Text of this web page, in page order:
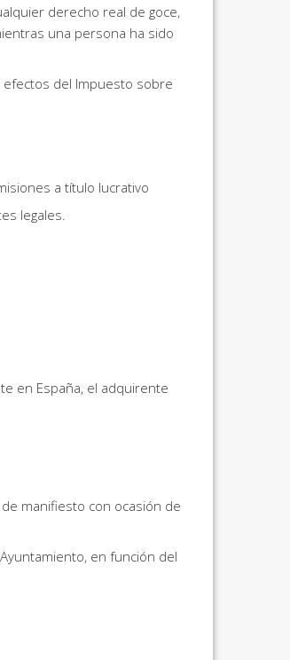
derecho real de goce,
una persona ha sido
del Impuesto sobre
a título lucrativo
legales.
en España, el adquirente
manifiesto con ocasión de
en función del